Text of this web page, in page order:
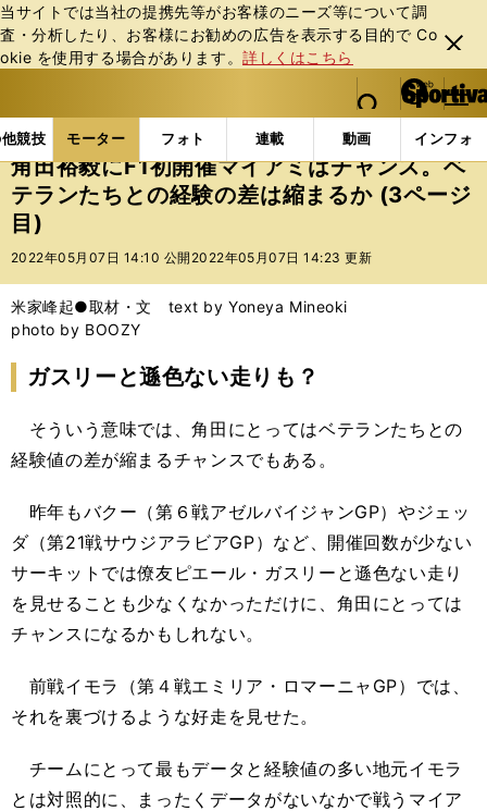
当サイトでは当社の提携先等がお客様のニーズ等について調
査・分析したり、お客様にお勧めの広告を表⽰する⽬的で Co
okie を使⽤する場合があります。詳しくはこちら
閉じ
る
web Sportiva (webスポルティーバ)
検索
マイペ
ー
ジ
メニュ
競技 モーター フォト 連載 動画 インフォ
b
ス
ポ
ル
テ
ー
バ
モーターの記事一覧 モーター F1 角田裕毅にF1
角田裕毅にF1初開催マイアミはチャンス。ベ
テランたちとの経験の差は縮まるか (3ページ
目)
2022年05月07日 14:10 公開 2022年05月07日 14:23 更新
米家峰起●取材・文 text by Yoneya Mineoki
photo by BOOZY
ガスリーと遜色ない走りも？
そういう意味では、角田にとってはベテランたちとの
経験値の差が縮まるチャンスでもある。
昨年もバクー（第６戦アゼルバイジャンGP）やジェッ
ダ（第21戦サウジアラビアGP）など、開催回数が少ない
サーキットでは僚友ピエール・ガスリーと遜色ない走り
を見せることも少なくなかっただけに、角田にとっては
チャンスになるかもしれない。
前戦イモラ（第４戦エミリア・ロマーニャGP）では、
それを裏づけるような好走を見せた。
チームにとって最もデータと経験値の多い地元イモラ
とは対照的に、まったくデータがないなかで戦うマイア